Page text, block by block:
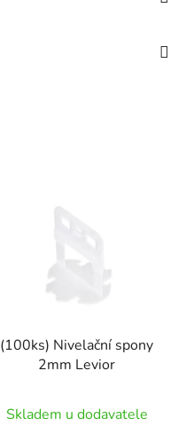
(100ks) Nivelační spony
2mm Levior
Skladem u dodavatele